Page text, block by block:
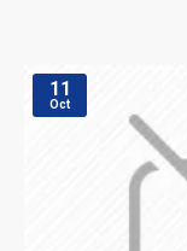
11
Oct